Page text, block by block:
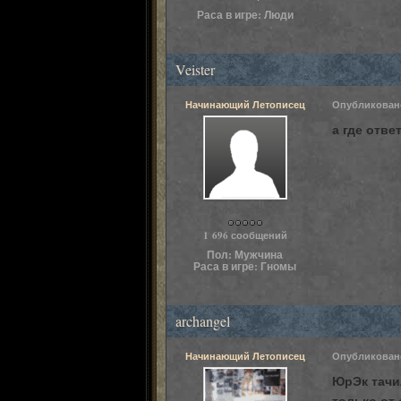
Раса в игре: Люди
Veister
Начинающий Летописец
1 696 сообщений
Пол: Мужчина
Раса в игре: Гномы
а где
archangel
Начинающий Летописец
ЮрЭк